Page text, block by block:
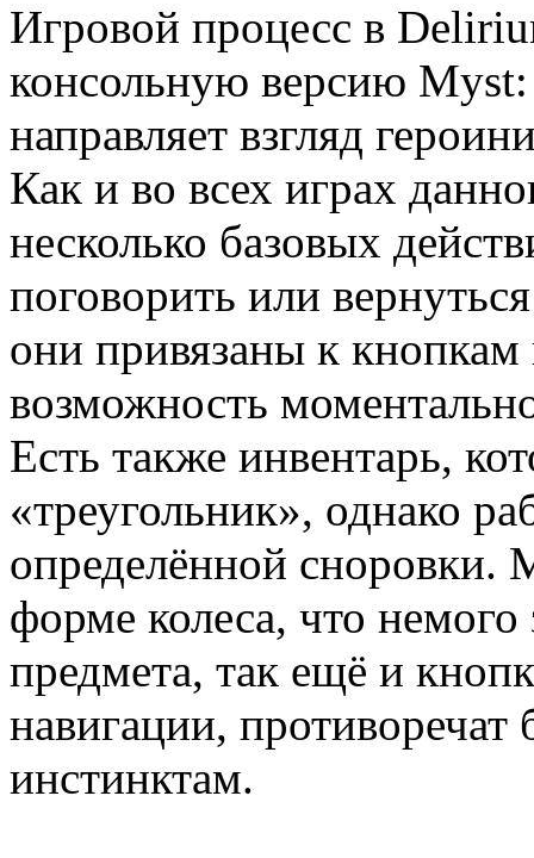
Игровой процесс в
консольную версию
направляет взгляд
Как и во всех играх
несколько базовых
поговорить или
они привязаны к кнопкам
возможность
Есть также инвентарь,
«треугольник», однако
определённой сноровки.
форме колеса, что
предмета, так ещё и
навигации,
инстинктам.